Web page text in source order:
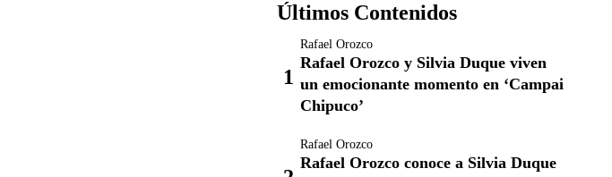
Últimos Contenidos
Rafael Orozco
Rafael Orozco y Silvia Duque viven
un emocionante momento en ‘Campai
Chipuco’
Rafael Orozco
Rafael Orozco conoce a Silvia Duque